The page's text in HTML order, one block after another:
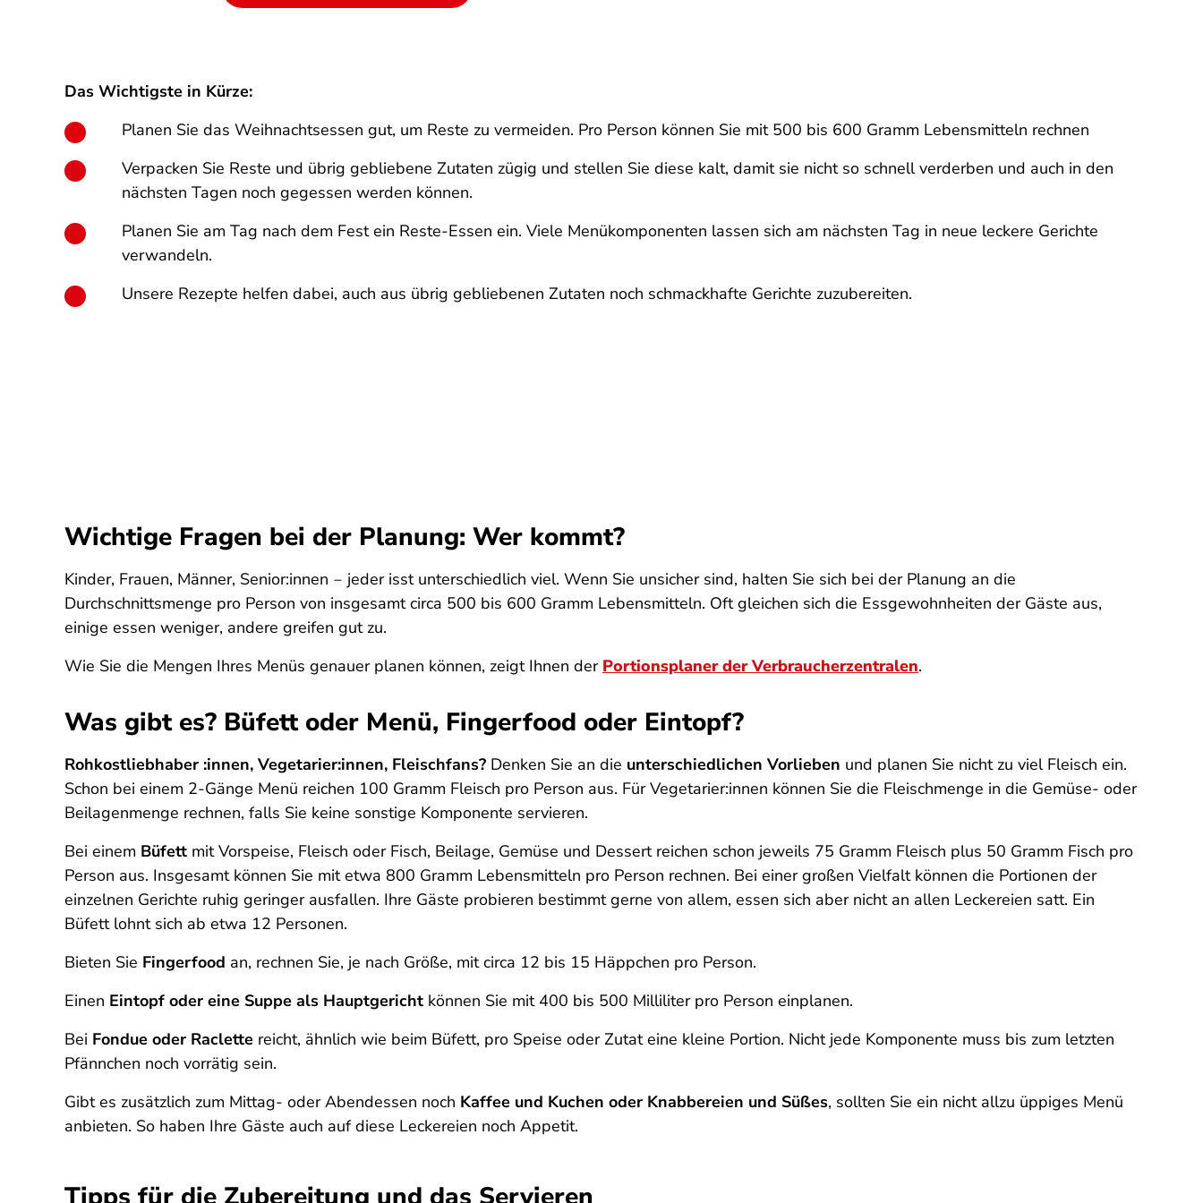
Das Wichtigste in Kürze:
Planen Sie das Weihnachtsessen gut, um Reste zu vermeiden. Pro Person können Sie mit 500 bis 600 Gramm Lebensmitteln rechnen
Verpacken Sie Reste und übrig gebliebene Zutaten zügig und stellen Sie diese kalt, damit sie nicht so schnell verderben und auch in den
nächsten Tagen noch gegessen werden können.
Planen Sie am Tag nach dem Fest ein Reste-Essen ein. Viele Menükomponenten lassen sich am nächsten Tag in neue leckere Gerichte
verwandeln.
Unsere Rezepte helfen dabei, auch aus übrig gebliebenen Zutaten noch schmackhafte Gerichte zuzubereiten.
Wichtige Fragen bei der Planung: Wer kommt?
Kinder, Frauen, Männer, Senior:innen ‒ jeder isst unterschiedlich viel. Wenn Sie unsicher sind, halten Sie sich bei der Planung an die
Durchschnittsmenge pro Person von insgesamt circa 500 bis 600 Gramm Lebensmitteln. Oft gleichen sich die Essgewohnheiten der Gäste aus,
einige essen weniger, andere greifen gut zu.
Wie Sie die Mengen Ihres Menüs genauer planen können, zeigt Ihnen der Portionsplaner der Verbraucherzentralen.
Was gibt es? Büfett oder Menü, Fingerfood oder Eintopf?
Rohkostliebhaber :innen, Vegetarier:innen, Fleischfans? Denken Sie an die unterschiedlichen Vorlieben und planen Sie nicht zu viel Fleisch ein.
Schon bei einem 2-Gänge Menü reichen 100 Gramm Fleisch pro Person aus. Für Vegetarier:innen können Sie die Fleischmenge in die Gemüse- oder
Beilagenmenge rechnen, falls Sie keine sonstige Komponente servieren.
Bei einem Büfett mit Vorspeise, Fleisch oder Fisch, Beilage, Gemüse und Dessert reichen schon jeweils 75 Gramm Fleisch plus 50 Gramm Fisch pro
Person aus. Insgesamt können Sie mit etwa 800 Gramm Lebensmitteln pro Person rechnen. Bei einer großen Vielfalt können die Portionen der
einzelnen Gerichte ruhig geringer ausfallen. Ihre Gäste probieren bestimmt gerne von allem, essen sich aber nicht an allen Leckereien satt. Ein
Büfett lohnt sich ab etwa 12 Personen.
Bieten Sie Fingerfood an, rechnen Sie, je nach Größe, mit circa 12 bis 15 Häppchen pro Person.
Einen Eintopf oder eine Suppe als Hauptgericht können Sie mit 400 bis 500 Milliliter pro Person einplanen.
Bei Fondue oder Raclette reicht, ähnlich wie beim Büfett, pro Speise oder Zutat eine kleine Portion. Nicht jede Komponente muss bis zum letzten
Pfännchen noch vorrätig sein.
Gibt es zusätzlich zum Mittag- oder Abendessen noch Kaffee und Kuchen oder Knabbereien und Süßes, sollten Sie ein nicht allzu üppiges Menü
anbieten. So haben Ihre Gäste auch auf diese Leckereien noch Appetit.